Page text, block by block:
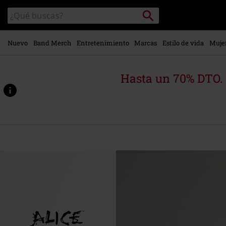
contenido
principal
Buscar
en
el
catálogo
Buscar
Nuevo Band Merch Entretenimiento Marcas Estilo de vida
Hasta un 70%